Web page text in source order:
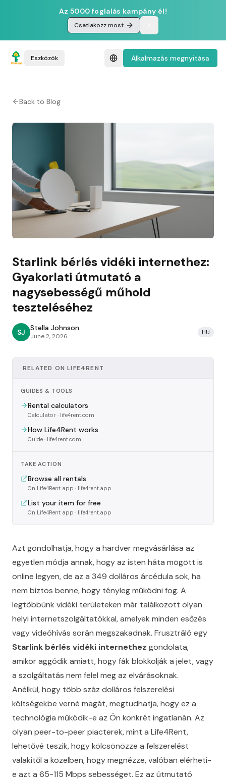
Az 5000 foglalás kampány él!
Csatlakozz most
Eszközök Alkalmazás megnyitása
Back to Blog
Starlink bérlés vidéki internethez:
Gyakorlati útmutató a
nagysebességű műhold
teszteléséhez
SJ Stella Johnson
June 2, 2026 HU
RELATED ON LIFE4RENT
GUIDES & TOOLS
Rental calculators
Calculator · life4rent.com
How Life4Rent works
Guide · life4rent.com
TAKE ACTION
Browse all rentals
On Life4Rent app · life4rent.app
List your item for free
On Life4Rent app · life4rent.app
Azt gondolhatja, hogy a hardver megvásárlása az
egyetlen módja annak, hogy az isten háta mögött is
online legyen, de az a 349 dolláros árcédula sok, ha
nem biztos benne, hogy tényleg működni fog. A
legtöbbünk vidéki területeken már találkozott olyan
helyi internetszolgáltatókkal, amelyek minden esőzés
vagy videóhívás során megszakadnak. Frusztráló egy
Starlink bérlés vidéki internethez gondolata,
amikor aggódik amiatt, hogy fák blokkolják a jelet, vagy
a szolgáltatás nem felel meg az elvárásoknak.
Anélkül, hogy több száz dolláros felszerelési
költségekbe verné magát, megtudhatja, hogy ez a
technológia működik-e az Ön konkrét ingatlanán. Az
olyan peer-to-peer piacterek, mint a Life4Rent,
lehetővé teszik, hogy kölcsönözze a felszerelést
valakitől a közelben, hogy megnézze, valóban elérheti-
e azt a 65-115 Mbps sebességet. Ez az útmutató